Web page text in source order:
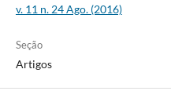
v. 11 n. 24 Ago. (2016)
Seção
Artigos